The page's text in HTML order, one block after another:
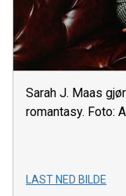
Sarah J. Maas
romantasy. Foto:
LAST NED BILDE